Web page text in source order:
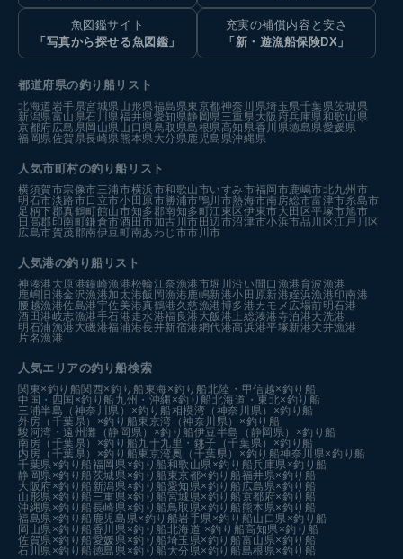
魚図鑑サイト
「写真から探せる魚図鑑」
充実の補償内容と安さ
「新・遊漁船保険DX」
都道府県の釣り船リスト
北海道岩手県宮城県山形県福島県東京都神奈川県埼玉県千葉県茨城県
新潟県富山県石川県福井県愛知県静岡県三重県大阪府兵庫県和歌山県
京都府広島県岡山県山口県鳥取県島根県高知県香川県徳島県愛媛県
福岡県佐賀県長崎県熊本県大分県鹿児島県沖縄県
人気市町村の釣り船リスト
横須賀市宗像市三浦市横浜市和歌山市いすみ市福岡市鹿嶋市北九州市
明石市淡路市 日立市小田原市勝浦市鴨川市熱海市南房総市富津市糸島市
足柄下郡真鶴町館山市知多郡南知多町江東区伊東市大田区平塚市旭市
日高郡印南町鎌倉市酒田市加古川市 田辺市沼津市小浜市品川区江戸川区
広島市賀茂郡南伊豆町南あわじ市市川市
人気港の釣り船リスト
神湊港 大原港鐘崎漁港松輪江奈漁港市堀川沿い 間口漁港育波漁港
鹿嶋旧港金沢漁港加太港飯岡漁港鹿嶋新港小田原新港姪浜漁港印南港
腰越漁港佐島港宇佐美港真鶴港 久慈漁港博多港カモメ広場前明石港
酒田港岐志漁港手石港 走水港福良港 大飯港 上総湊港寺泊港大洗港
明石浦漁港 大磯港福浦港長井新宿港網代港高浜港平塚新港大井漁港
片名漁港
人気エリアの釣り船検索
関東×釣り船関西×釣り船 東海×釣り船北陸・甲信越×釣り船
中国・四国×釣り船 九州・沖縄×釣り船北海道・東北×釣り船
三浦半島（神奈川県）×釣り船相模湾（神奈川県）×釣り船
外房（千葉県）×釣り船東京湾（神奈川県）×釣り船
駿河湾・遠州灘（静岡県）×釣り船伊豆半島（静岡県）×釣り船
南房（千葉県）×釣り船九十九里・銚子（千葉県）×釣り船
内房（千葉県）×釣り船東京湾奥（千葉県）×釣り船神奈川県×釣り船
千葉県×釣り船福岡県×釣り船和歌山県×釣り船兵庫県×釣り船
静岡県×釣り船茨城県×釣り船 東京都×釣り船福井県×釣り船
大阪府×釣り船 新潟県×釣り船愛知県×釣り船 広島県×釣り船
山形県×釣り船 三重県×釣り船宮城県×釣り船京都府×釣り船
沖縄県×釣り船長崎県×釣り船鳥取県×釣り船 熊本県×釣り船
福島県×釣り船 鹿児島県×釣り船岩手県×釣り船山口県×釣り船
岡山県×釣り船香川県×釣り船北海道 ×釣り船高知県×釣り船
佐賀県×釣り船愛媛県×釣り船埼玉県×釣り船富山県×釣り船
石川県×釣り船徳島県×釣り船 大分県×釣り船島根県×釣り船